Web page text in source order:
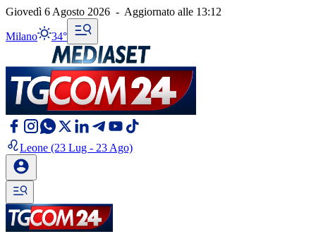
Giovedì 6 Agosto 2026 - Aggiornato alle 13:12
Milano 34°
Leone (23 Lug - 23 Ago)